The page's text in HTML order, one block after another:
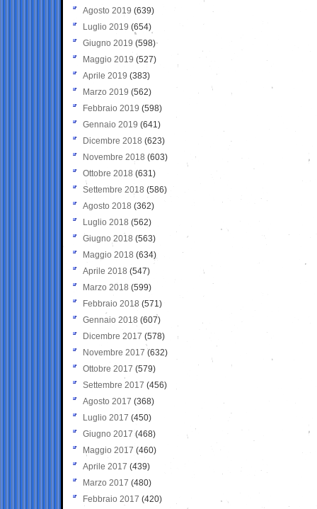
Agosto 2019 (639)
Luglio 2019 (654)
Giugno 2019 (598)
Maggio 2019 (527)
Aprile 2019 (383)
Marzo 2019 (562)
Febbraio 2019 (598)
Gennaio 2019 (641)
Dicembre 2018 (623)
Novembre 2018 (603)
Ottobre 2018 (631)
Settembre 2018 (586)
Agosto 2018 (362)
Luglio 2018 (562)
Giugno 2018 (563)
Maggio 2018 (634)
Aprile 2018 (547)
Marzo 2018 (599)
Febbraio 2018 (571)
Gennaio 2018 (607)
Dicembre 2017 (578)
Novembre 2017 (632)
Ottobre 2017 (579)
Settembre 2017 (456)
Agosto 2017 (368)
Luglio 2017 (450)
Giugno 2017 (468)
Maggio 2017 (460)
Aprile 2017 (439)
Marzo 2017 (480)
Febbraio 2017 (420)